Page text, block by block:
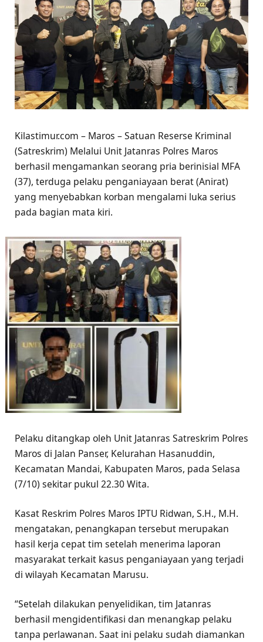
Kilastimur.com – Maros – Satuan Reserse Kriminal
(Satreskrim) Melalui Unit Jatanras Polres Maros
berhasil mengamankan seorang pria berinisial MFA
(37), terduga pelaku penganiayaan berat (Anirat)
yang menyebabkan korban mengalami luka serius
pada bagian mata kiri.
Pelaku ditangkap oleh Unit Jatanras Satreskrim Polres
Maros di Jalan Panser, Kelurahan Hasanuddin,
Kecamatan Mandai, Kabupaten Maros, pada Selasa
(7/10) sekitar pukul 22.30 Wita.
Kasat Reskrim Polres Maros IPTU Ridwan, S.H., M.H.
mengatakan, penangkapan tersebut merupakan
hasil kerja cepat tim setelah menerima laporan
masyarakat terkait kasus penganiayaan yang terjadi
di wilayah Kecamatan Marusu.
“Setelah dilakukan penyelidikan, tim Jatanras
berhasil mengidentifikasi dan menangkap pelaku
tanpa perlawanan. Saat ini pelaku sudah diamankan